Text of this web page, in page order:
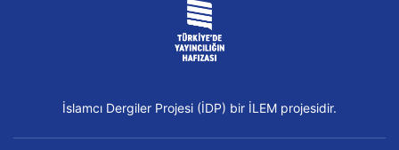
İslamcı Dergiler Projesi (İDP) bir İLEM projesidir.